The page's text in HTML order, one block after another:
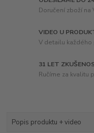
Doručení zboží na
VIDEO U
V detailu
31 LET
Ručíme za kvalitu
Popis produktu + video